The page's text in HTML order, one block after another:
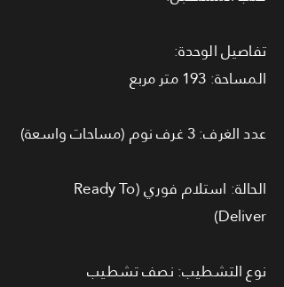
تفاصيل الوحدة:
المساحة: 193 متر مربع
عدد الغرف: 3 غرف نوم (مساحات واسعة)
الحالة: استلام فوري (Ready To
Deliver)
نوع التشطيب: نصف تشطيب